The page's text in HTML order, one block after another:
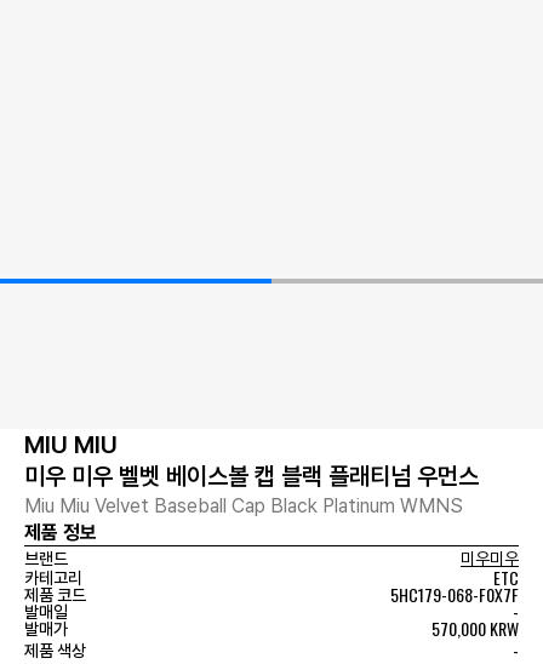
MIU MIU
미우 미우 벨벳 베이스볼 캡 블랙 플래티넘 우먼스
Miu Miu Velvet Baseball Cap Black Platinum WMNS
제품 정보
브랜드
미우미우
카테고리
ETC
제품 코드 5HC179-068-F0X7F
발매일 -
발매가 570,000 KRW
제품 색상 -